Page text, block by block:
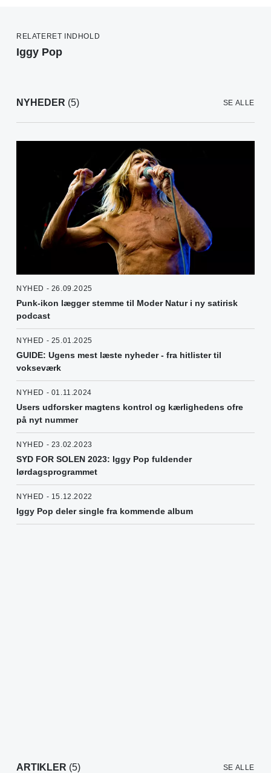
RELATERET INDHOLD
Iggy Pop
NYHEDER (5) SE ALLE
NYHED - 26.09.2025
Punk-ikon lægger stemme til Moder Natur i ny satirisk
podcast
NYHED - 25.01.2025
GUIDE: Ugens mest læste nyheder - fra hitlister til
vokseværk
NYHED - 01.11.2024
Users udforsker magtens kontrol og kærlighedens ofre
på nyt nummer
NYHED - 23.02.2023
SYD FOR SOLEN 2023: Iggy Pop fuldender
lørdagsprogrammet
NYHED - 15.12.2022
Iggy Pop deler single fra kommende album
ARTIKLER (5) SE ALLE